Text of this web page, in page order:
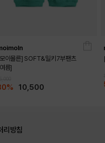
이몰른] SOFT&밀키7부팬츠
름]
10,500
리방침